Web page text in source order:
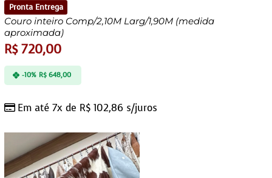
Pronta Entrega
Couro inteiro Comp/2,10M Larg/1,90M (medida
aproximada)
R$720,00
Em até 7x de R$ 102,86 s/juros
-10% R$648,00